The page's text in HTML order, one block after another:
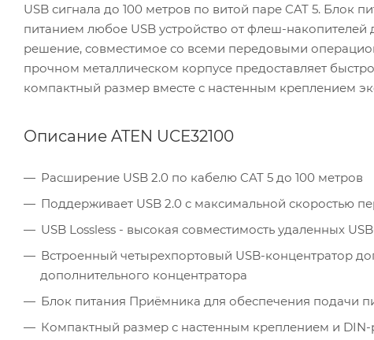
USB сигнала до 100 метров по витой паре CAT 5. Блок
питанием любое USB устройство от флеш-
решение, совместимое со всеми передовыми
прочном металлическом корпусе предоставляет
компактный размер вместе с настенным креплением
Описание ATEN UCE32100
Расширение USB 2.0 по кабелю CAT 5 до 100 метров
Поддерживает USB 2.0 с максимальной скоростью
USB Lossless - высокая совместимость удаленных
Встроенный четырехпортовый USB-концентратор
дополнительного концентратора
Блок питания Приёмника для обеспечения подачи
Компактный размер с настенным креплением и DIN-